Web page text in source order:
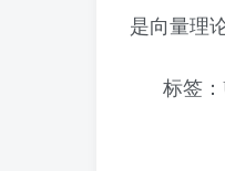
是向量理
标签